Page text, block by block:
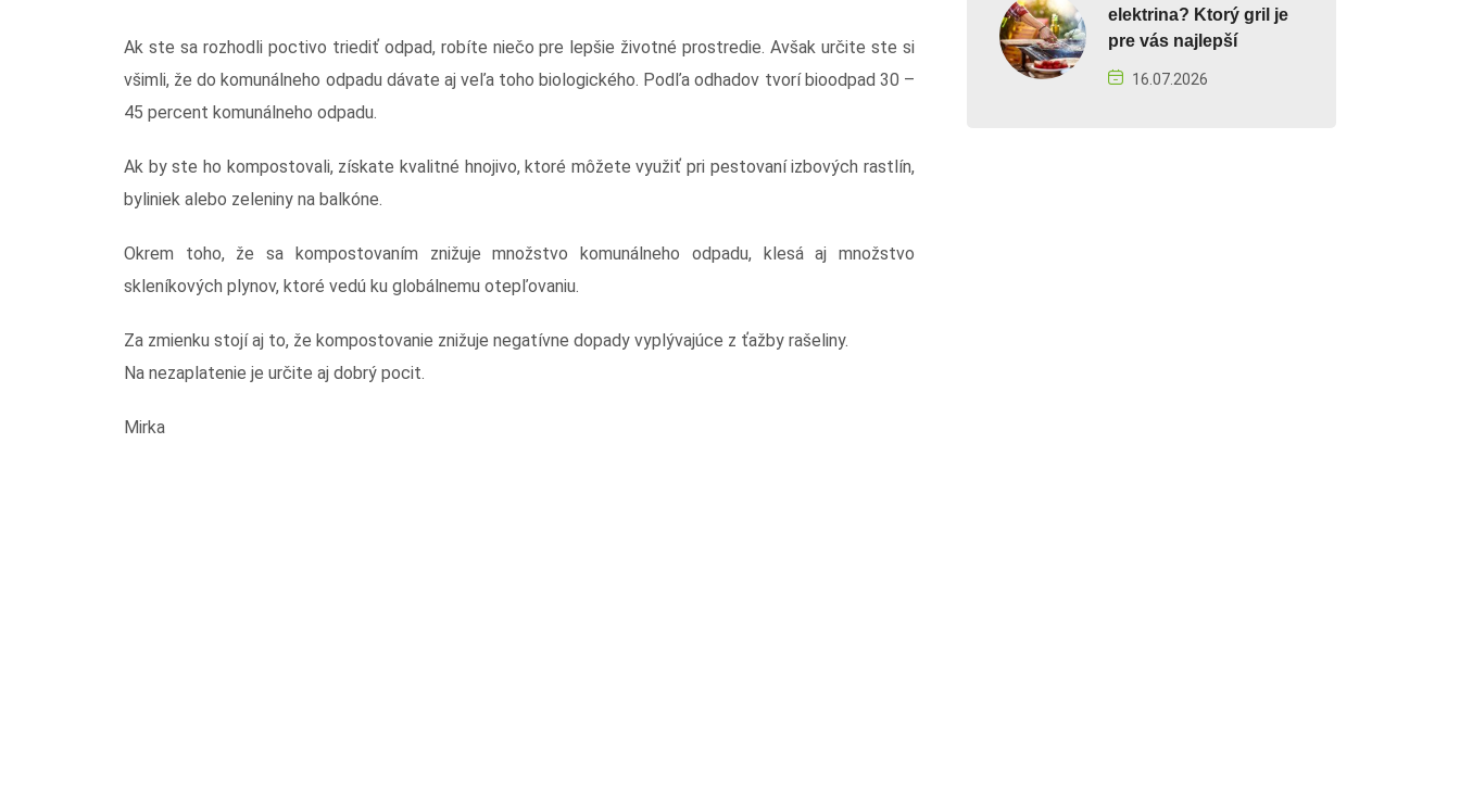
Ak ste sa rozhodli poctivo triediť odpad, robíte niečo pre lepšie životné prostredie. Avšak určite ste si
všimli, že do komunálneho odpadu dávate aj veľa toho biologického. Podľa odhadov tvorí bioodpad 30 –
45 percent komunálneho odpadu.
Ak by ste ho kompostovali, získate kvalitné hnojivo, ktoré môžete využiť pri pestovaní izbových rastlín,
byliniek alebo zeleniny na balkóne.
Okrem toho, že sa kompostovaním znižuje množstvo komunálneho odpadu, klesá aj množstvo
skleníkových plynov, ktoré vedú ku globálnemu otepľovaniu.
Za zmienku stojí aj to, že kompostovanie znižuje negatívne dopady vyplývajúce z ťažby rašeliny.
Na nezaplatenie je určite aj dobrý pocit.
Mirka
elektrina? Ktorý gril je
pre vás najlepší
16.07.2026